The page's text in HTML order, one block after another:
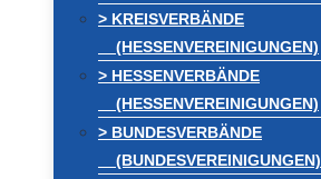
> KREISVERBÄNDE
(HESSENVEREINIGUNGEN)
> HESSENVERBÄNDE
(HESSENVEREINIGUNGEN)
> BUNDESVERBÄNDE
(BUNDESVEREINIGUNGEN)